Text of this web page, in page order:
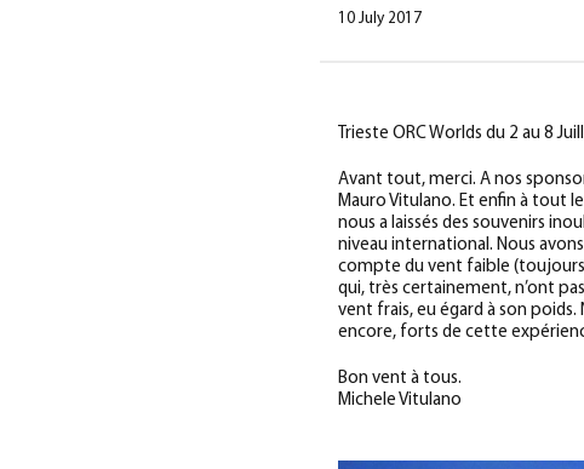
10 July 2017
Trieste ORC Worlds du 2 au 8
Avant tout, merci. A nos
Mauro Vitulano. Et enfin à tout
nous a laissés des souvenirs
niveau international. Nous
compte du vent faible
qui, très certainement, n’ont
vent frais, eu égard à son
encore, forts de cette
Bon vent à tous.
Michele Vitulano